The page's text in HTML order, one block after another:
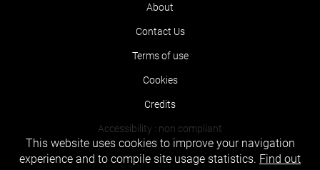
About
Contact Us
Terms of use
Cookies
Credits
Accessibility : non compliant
This website uses cookies to improve your navigation
experience and to compile site usage statistics. Find out